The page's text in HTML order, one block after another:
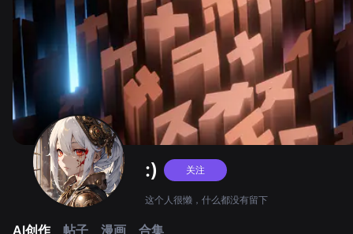
:) 关注
这个人很懒，什么都没有留下
AI创作 帖子 漫画 合集